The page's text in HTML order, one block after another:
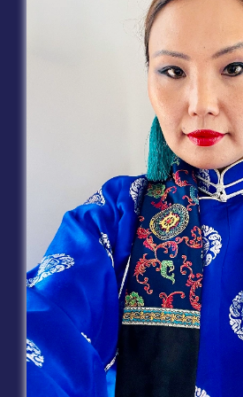
– Авторы несут полную ответственность
достоверность своих работ.
– Все представленные тезисы будут
слепого рецензирования до принятия
– Отправляя тезисы, автор
авторские права ICBCB – 2026.
– Материалы конференции, включая
электронные материалы конференции,
названием ICBCB: Future of Education
Transformative Learning и будут
https://sdu.edu.kz/en/icbcb-2026/”.
– Полная информация доступна на веб-
https://sdu.edu.kz/en/icbcb-2026/ и “
ВАЖНО: Возможности публикации для
Отобранные статьи конференции
опубликованы
SDU